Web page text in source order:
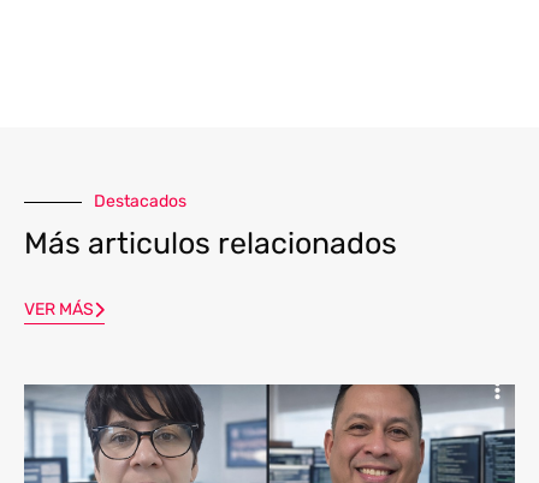
Destacados
Más articulos relacionados
VER MÁS